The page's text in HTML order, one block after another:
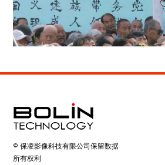
© 保凌影像科技有限公司保留数据
所有权利